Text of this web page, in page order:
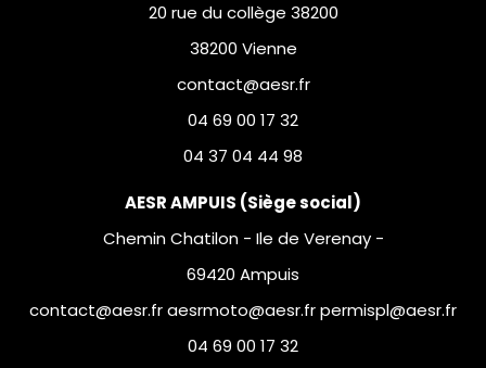
20 rue du collège 38200
38200 Vienne
contact@aesr.fr
04 69 00 17 32
04 37 04 44 98
AESR AMPUIS (Siège social)
Chemin Chatilon - Ile de Verenay -
69420 Ampuis
contact@aesr.fr aesrmoto@aesr.fr permispl@aesr.fr
04 69 00 17 32